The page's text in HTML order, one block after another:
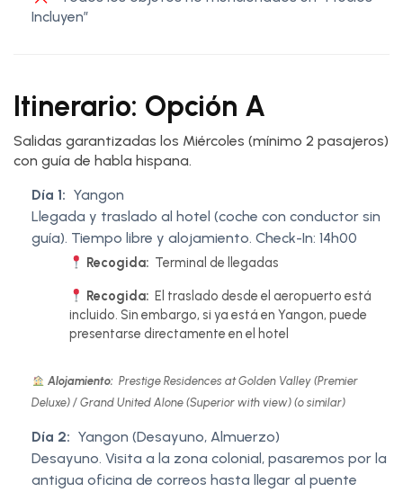
Incluyen”
Itinerario: Opción A
Salidas garantizadas los Miércoles (mínimo 2 pasajeros)
con guía de habla hispana.
Día 1: Yangon
Llegada y traslado al hotel (coche con conductor sin
guía). Tiempo libre y alojamiento. Check-In: 14h00
Recogida: Terminal de llegadas
Recogida: El traslado desde el aeropuerto está
incluido. Sin embargo, si ya está en Yangon, puede
presentarse directamente en el hotel
Alojamiento: Prestige Residences at Golden Valley (Premier
Deluxe) / Grand United Alone (Superior with view) (o similar)
Día 2: Yangon (Desayuno, Almuerzo)
Desayuno. Visita a la zona colonial, pasaremos por la
antigua oficina de correos hasta llegar al puente